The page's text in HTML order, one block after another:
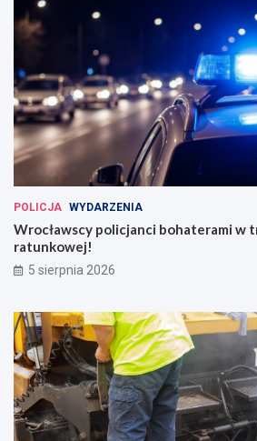
POLICJA WYDARZENIA
Wrocławscy policjanci bohaterami w
ratunkowej!
5 sierpnia 2026